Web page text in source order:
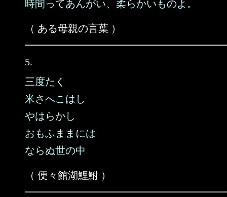
時間ってあんがい、柔らかいものよ。
（ ある母親の言葉 ）
5.
三度たく
米さへこはし
やはらかし
おもふままには
ならぬ世の中
（ 便々館湖鯉鮒 ）